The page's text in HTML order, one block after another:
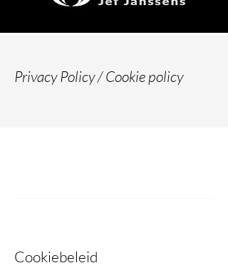
Privacy Policy / Cookie policy
Cookiebeleid